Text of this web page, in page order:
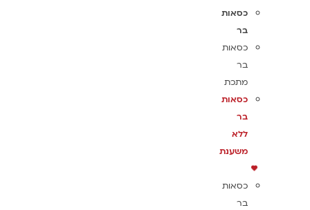
כסאות
בר
כסאות
בר
מתכת
כסאות
בר
ללא
משענת
כסאות
בר